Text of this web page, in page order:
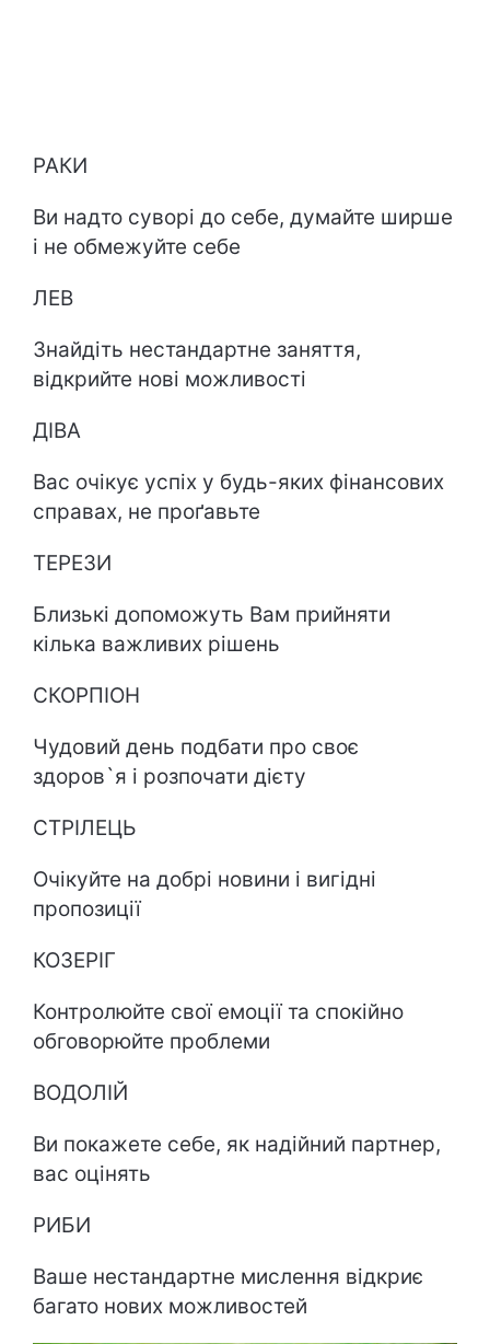
РАКИ
Ви надто суворі до себе, думайте ширше
і не обмежуйте себе
ЛЕВ
Знайдіть нестандартне заняття,
відкрийте нові можливості
ДІВА
Вас очікує успіх у будь-яких фінансових
справах, не проґавьте
ТЕРЕЗИ
Близькі допоможуть Вам прийняти
кілька важливих рішень
СКОРПІОН
Чудовий день подбати про своє
здоров`я і розпочати дієту
СТРІЛЕЦЬ
Очікуйте на добрі новини і вигідні
пропозиції
КОЗЕРІГ
Контролюйте свої емоції та спокійно
обговорюйте проблеми
ВОДОЛІЙ
Ви покажете себе, як надійний партнер,
вас оцінять
РИБИ
Ваше нестандартне мислення відкриє
багато нових можливостей